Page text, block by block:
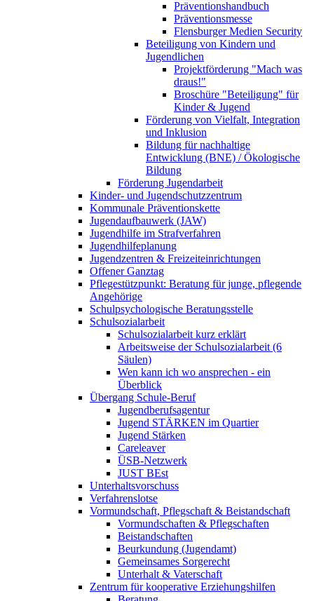
Präventionshandbuch
Präventionsmesse
Flensburger Medien Security
Beteiligung von Kindern und
Jugendlichen
Projektförderung "Mach was
draus!"
Broschüre "Beteiligung" für
Kinder & Jugend
Förderung von Vielfalt, Integration
und Inklusion
Bildung für nachhaltige
Entwicklung (BNE) / Ökologische
Bildung
Förderung Jugendarbeit
Kinder- und Jugendschutzzentrum
Kommunale Präventionskette
Jugendaufbauwerk (JAW)
Jugendhilfe im Strafverfahren
Jugendhilfeplanung
Jugendzentren & Freizeiteinrichtungen
Offener Ganztag
Pflegestützpunkt: Beratung für junge, pflegende
Angehörige
Schulpsychologische Beratungsstelle
Schulsozialarbeit
Schulsozialarbeit kurz erklärt
Arbeitsweise der Schulsozialarbeit (6
Säulen)
Wen kann ich wo ansprechen - ein
Überblick
Übergang Schule-Beruf
Jugendberufsagentur
Jugend STÄRKEN im Quartier
Jugend Stärken
Careleaver
ÜSB-Netzwerk
JUST BEst
Unterhaltsvorschuss
Verfahrenslotse
Vormundschaft, Pflegschaft & Beistandschaft
Vormundschaften & Pflegschaften
Beistandschaften
Beurkundung (Jugendamt)
Gemeinsames Sorgerecht
Unterhalt & Vaterschaft
Zentrum für kooperative Erziehungshilfen